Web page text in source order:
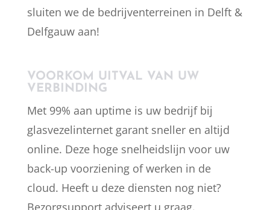
sluiten we de bedrijventerreinen in Delft &
Delfgauw aan!
VOORKOM UITVAL VAN UW
VERBINDING
Met 99% aan uptime is uw bedrijf bij
glasvezelinternet garant sneller en altijd
online. Deze hoge snelheidslijn voor uw
back-up voorziening of werken in de
cloud. Heeft u deze diensten nog niet?
Bezorgsupport adviseert u graag.